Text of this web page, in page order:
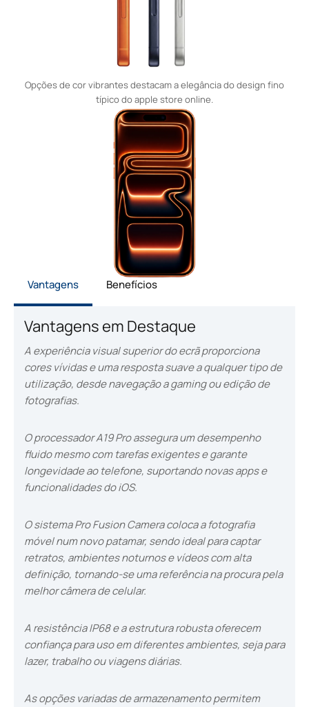
Opções de cor vibrantes destacam a elegância do design fino
típico do apple store online.
Vantagens Benefícios
Vantagens em Destaque
A experiência visual superior do ecrã proporciona
cores vívidas e uma resposta suave a qualquer tipo de
utilização, desde navegação a gaming ou edição de
fotografias.
O processador A19 Pro assegura um desempenho
fluido mesmo com tarefas exigentes e garante
longevidade ao telefone, suportando novas apps e
funcionalidades do iOS.
O sistema Pro Fusion Camera coloca a fotografia
móvel num novo patamar, sendo ideal para captar
retratos, ambientes noturnos e vídeos com alta
definição, tornando-se uma referência na procura pela
melhor câmera de celular.
A resistência IP68 e a estrutura robusta oferecem
confiança para uso em diferentes ambientes, seja para
lazer, trabalho ou viagens diárias.
As opções variadas de armazenamento permitem